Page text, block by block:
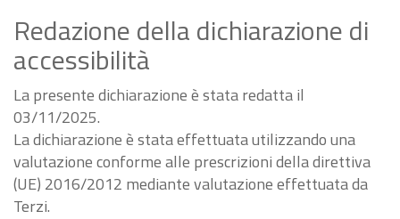
Redazione della dichiarazione di
accessibilità
La presente dichiarazione è stata redatta il
03/11/2025.
La dichiarazione è stata effettuata utilizzando una
valutazione conforme alle prescrizioni della direttiva
(UE) 2016/2012 mediante valutazione effettuata da
Terzi.